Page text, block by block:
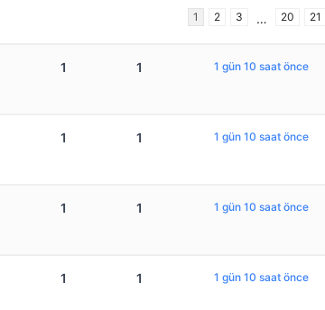
1 2 3 … 20 21
1 1 1 gün 10 saat önce
1 1 1 gün 10 saat önce
1 1 1 gün 10 saat önce
1 1 1 gün 10 saat önce